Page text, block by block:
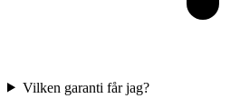
Vilken garanti får jag?